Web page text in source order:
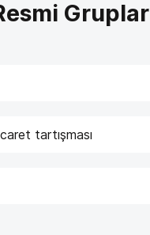
Gruplar
tartışması